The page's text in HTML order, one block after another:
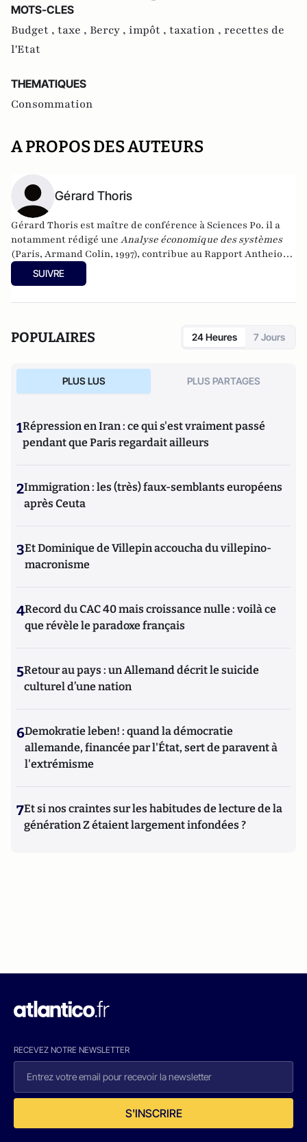
MOTS-CLES
Budget , taxe , Bercy , impôt , taxation , recettes de
l'Etat
THEMATIQUES
Consommation
A PROPOS DES AUTEURS
Gérard Thoris
Gérard Thoris est maître de conférence à Sciences Po. il a
notamment rédigé une Analyse économique des systèmes
(Paris, Armand Colin, 1997), contribue au Rapport Antheios
et publie régulièrement des articles en matière de politique
économique et sociale (
SUIVRE
POPULAIRES 24 Heures 7 Jours
PLUS LUS PLUS PARTAGES
1Répression en Iran : ce qui s'est vraiment passé
pendant que Paris regardait ailleurs
2Immigration : les (très) faux-semblants européens
après Ceuta
3Et Dominique de Villepin accoucha du villepino-
macronisme
4Record du CAC 40 mais croissance nulle : voilà ce
que révèle le paradoxe français
5Retour au pays : un Allemand décrit le suicide
culturel d’une nation
6Demokratie leben! : quand la démocratie
allemande, financée par l'État, sert de paravent à
l'extrémisme
7Et si nos craintes sur les habitudes de lecture de la
génération Z étaient largement infondées ?
RECEVEZ NOTRE NEWSLETTER
S'INSCRIRE